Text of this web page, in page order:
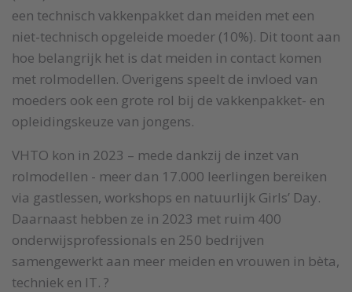
een technisch vakkenpakket dan meiden met een
niet-technisch opgeleide moeder (10%). Dit toont aan
hoe belangrijk het is dat meiden in contact komen
met rolmodellen. Overigens speelt de invloed van
moeders ook een grote rol bij de vakkenpakket- en
opleidingskeuze van jongens.
VHTO kon in 2023 – mede dankzij de inzet van
rolmodellen - meer dan 17.000 leerlingen bereiken
via gastlessen, workshops en natuurlijk Girls’ Day.
Daarnaast hebben ze in 2023 met ruim 400
onderwijsprofessionals en 250 bedrijven
samengewerkt aan meer meiden en vrouwen in bèta,
techniek en IT. ?